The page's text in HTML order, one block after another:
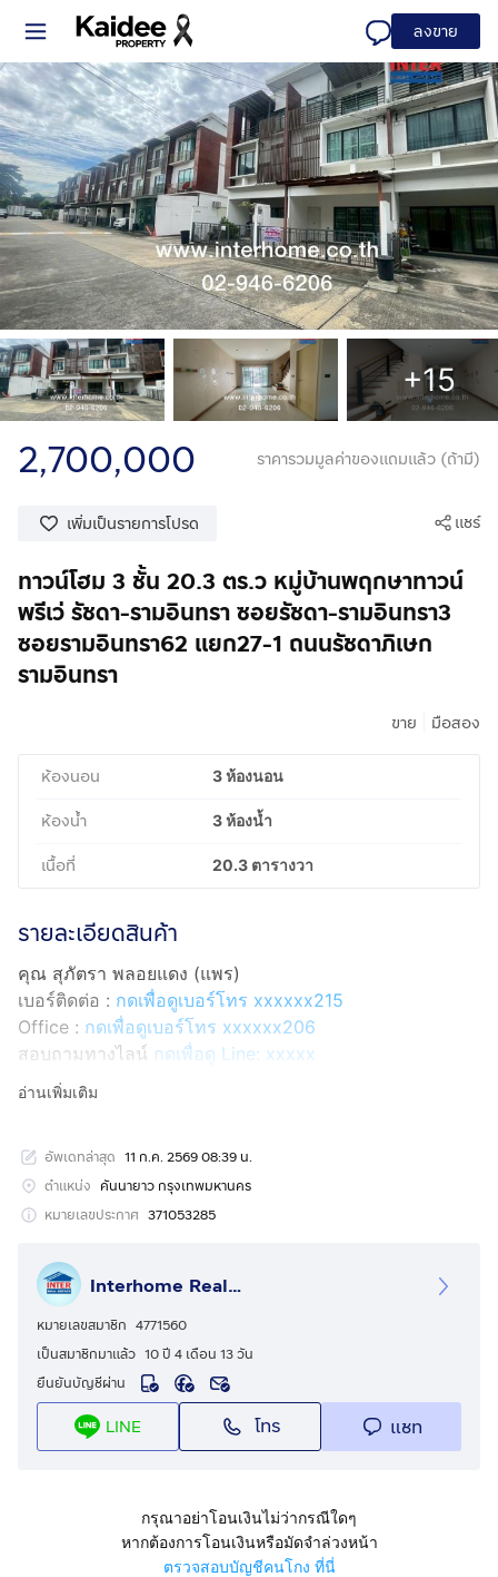
ลงขาย
+15
2,700,000 ราคารวมมูลค่าของแถมแล้ว (ถ้ามี)
เพิ่มเป็นรายการโปรด แชร์
ทาวน์โฮม 3 ชั้น 20.3 ตร.ว หมู่บ้านพฤกษาทาวน์
พรีเว่ รัชดา-รามอินทรา ซอยรัชดา-รามอินทรา3
ซอยรามอินทรา62 แยก27-1 ถนนรัชดาภิเษก
รามอินทรา
ขาย มือสอง
ห้องนอน 3 ห้องนอน
ห้องน้ำ 3 ห้องน้ำ
เนื้อที่ 20.3 ตารางวา
รายละเอียดสินค้า
คุณ สุภัตรา พลอยแดง (แพร)
เบอร์ติดต่อ : กดเพื่อดูเบอร์โทร xxxxxx215
Office : กดเพื่อดูเบอร์โทร xxxxxx206
สอบถามทางไลน์ กดเพื่อดู Line: xxxxx
Line ID: @interhome
ขนาด 20.3 ตร.ว.
ที่ตั้ง : หมู่บ้านพฤกษาทาวน์ พรีเว่ รัชดา-รามอินทรา ถ.รัช
รายละเอียด
ใกล้แฟชั่นไอส์แลนด์ เดอะพรอมมานาด สวนน้ำสวนสยาม
โรงเรียนบดินทรเดชา 2
หมู่บ้านพฤกษาทาวน์พรีเว่ รัชดา-รามอินทรา (Pruksa Town
Privet Ratchada-Ramintra) ขายทาวน์โฮม 3 ชั้น
รามอินทรา62 แยก27-1 ถนนรัชดาภิเษก-รามอินทรา ถนน
รามอินทรา แขวงคันนายาว เขตคันนายาว กรุงเทพมหานคร
อ่านเพิ่มเติม
อัพเดทล่าสุด 11 ก.ค. 2569 08:39 น.
ตำแหน่ง คันนายาว กรุงเทพมหานคร
หมายเลขประกาศ 371053285
Interhome Realty Estate
หมายเลขสมาชิก 4771560
เป็นสมาชิกมาแล้ว 10 ปี 4 เดือน 13 วัน
ยืนยันบัญชีผ่าน
LINE โทร แชท
กรุณาอย่าโอนเงินไม่ว่ากรณีใดๆ
หากต้องการโอนเงินหรือมัดจำล่วงหน้า
ตรวจสอบบัญชีคนโกง ที่นี่